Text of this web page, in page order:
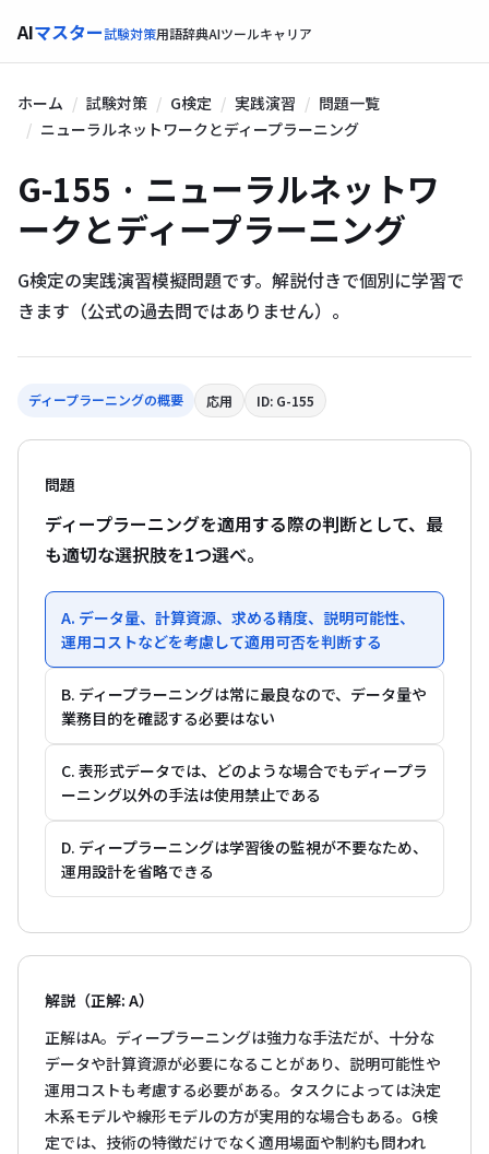
AIマスター試験対策用語辞典AIツールキャリア
ホーム 試験対策 G検定 実践演習
問題一覧
ニューラルネットワークとディープラーニング
G-155 · ニューラルネットワ
ークとディープラーニング
G検定の実践演習模擬問題です。解説付きで個別に学習で
きます（公式の過去問ではありません）。
ディープラーニングの概要 応用 ID: G-155
問題
ディープラーニングを適用する際の判断として、最
も適切な選択肢を1つ選べ。
A. データ量、計算資源、求める精度、説明可能性、
運用コストなどを考慮して適用可否を判断する
B. ディープラーニングは常に最良なので、データ量や
業務目的を確認する必要はない
C. 表形式データでは、どのような場合でもディープラ
ーニング以外の手法は使用禁止である
D. ディープラーニングは学習後の監視が不要なため、
運用設計を省略できる
解説（正解: A）
正解はA。ディープラーニングは強力な手法だが、十分な
データや計算資源が必要になることがあり、説明可能性や
運用コストも考慮する必要がある。タスクによっては決定
木系モデルや線形モデルの方が実用的な場合もある。G検
定では、技術の特徴だけでなく適用場面や制約も問われ